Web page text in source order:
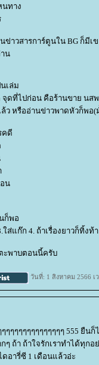
นทาง
าวสารการ์ตูนใน BG ก็มีเ
น
เล่ม
ดที่ไปก่อน คือร้านขาย นสพ
ล้ว หรืออ่านข่าวพาดหัวก็พอ(
คดี
น
ก็พอ
ใส่แก๊ก 4. ถ้าเรื่องยาวก็ทิ้
ะพาบตอนนี้ครับ
วันที่: 1 สิงหาคม 2566 เ
ๆๆๆๆๆๆๆๆๆๆๆๆๆๆ 555 ยืน
ถ้า ถ้าใจรักเราทำได้ทุกอ
อารี่ซี 1 เดือนแล้วอ่ะ